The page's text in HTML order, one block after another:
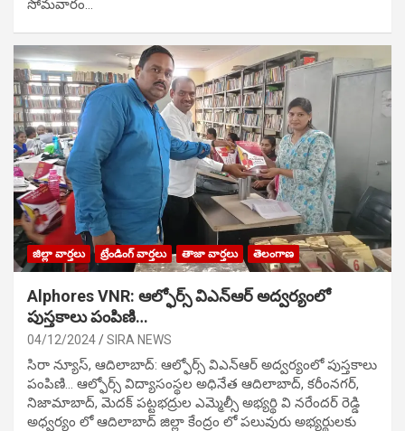
సోమవారం…
జిల్లా వార్తలు ట్రేండింగ్ వార్తలు తాజా వార్తలు తెలంగాణ
Alphores VNR: ఆల్ఫోర్స్ విఎన్ఆర్ అద్వర్యంలో
పుస్తకాలు పంపిణి…
04/12/2024 SIRA NEWS
సిరా న్యూస్, ఆదిలాబాద్: ఆల్ఫోర్స్ విఎన్ఆర్ అద్వర్యంలో పుస్తకాలు
పంపిణి… ఆల్ఫోర్స్ విద్యాసంస్థల అధినేత ఆదిలాబాద్, కరీంనగర్,
నిజామాబాద్, మెదక్ పట్టభద్రుల ఎమ్మెల్సీ అభ్యర్థి వి నరేందర్ రెడ్డి
అధ్వర్యం లో ఆదిలాబాద్ జిల్లా కేంద్రం లో పలువురు అభ్యర్థులకు